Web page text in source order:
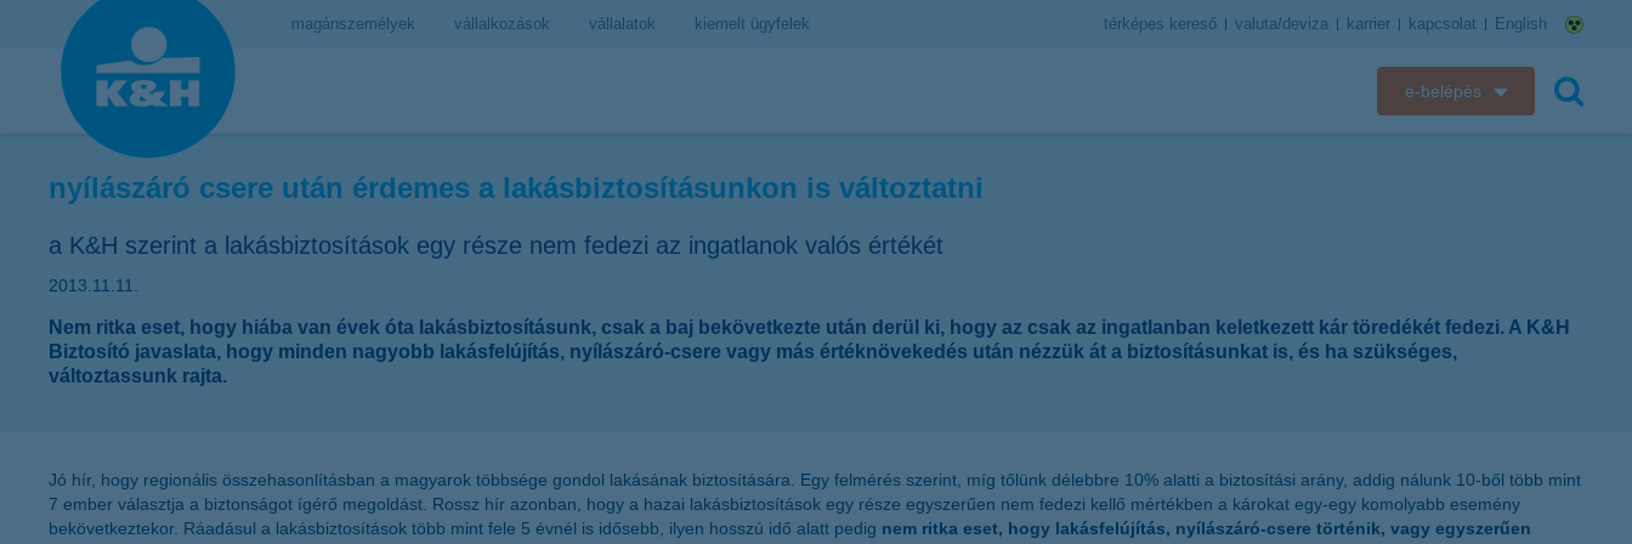
magánszemélyek vállalkozások vállalatok kiemelt ügyfelek térképes kereső valuta/deviza karrier kapcsolat English
e-belépés
K&H web Electra
K&H e-kártyafelület
nyílászáró csere után érdemes a lakásbiztosításunkon is változtatni
a K&H szerint a lakásbiztosítások egy része nem fedezi az ingatlanok valós értékét
2013.11.11.
Nem ritka eset, hogy hiába van évek óta lakásbiztosításunk, csak a baj bekövetkezte után derül ki, hogy az csak az ingatlanban keletkezett kár töredékét fedezi. A K&H
Biztosító javaslata, hogy minden nagyobb lakásfelújítás, nyílászáró-csere vagy más értéknövekedés után nézzük át a biztosításunkat is, és ha szükséges,
változtassunk rajta.
Jó hír, hogy regionális összehasonlításban a magyarok többsége gondol lakásának biztosítására. Egy felmérés szerint, míg tőlünk délebbre 10% alatti a biztosítási arány, addig nálunk 10-ből több mint
7 ember választja a biztonságot ígérő megoldást. Rossz hír azonban, hogy a hazai lakásbiztosítások egy része egyszerűen nem fedezi kellő mértékben a károkat egy-egy komolyabb esemény
bekövetkeztekor. Ráadásul a lakásbiztosítások több mint fele 5 évnél is idősebb, ilyen hosszú idő alatt pedig nem ritka eset, hogy lakásfelújítás, nyílászáró-csere történik, vagy egyszerűen